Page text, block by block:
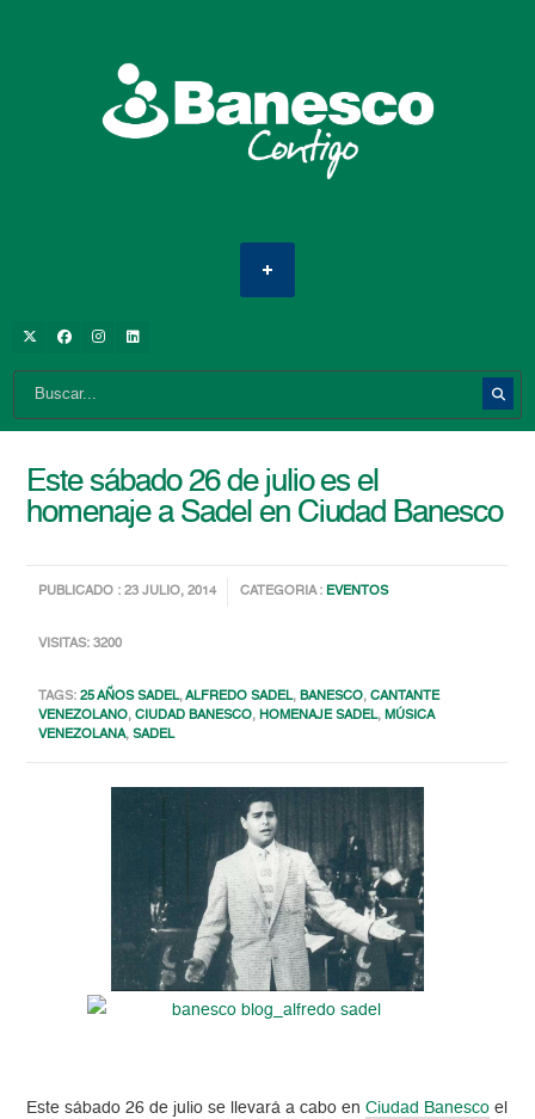
Este sábado 26 de julio es el
homenaje a Sadel en Ciudad Banesco
PUBLICADO : 23 JULIO, 2014 CATEGORIA : EVENTOS
VISITAS: 3200
TAGS:25 AÑOS SADEL,ALFREDO SADEL,BANESCO,CANTANTE
VENEZOLANO,CIUDAD BANESCO,HOMENAJE SADEL,MÚSICA
VENEZOLANA,SADEL
Este sábado 26 de julio se llevará a cabo enCiudad Banesco el